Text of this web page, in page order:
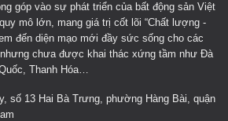
góp vào sự phát triển của bất động sản Việt
mô lớn, mang giá trị cốt lõi “Chất lượng -
đến diện mạo mới đầy sức sống cho các
chưa được khai thác xứng tầm như Đà
Thanh Hóa…
số 13 Hai Bà Trưng, phường Hàng Bài, quận